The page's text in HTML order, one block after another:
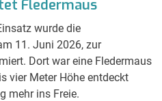
Fledermaus
wurde die
11. Juni 2026, zur
Dort war eine Fledermaus
vier Meter Höhe entdeckt
mehr ins Freie.